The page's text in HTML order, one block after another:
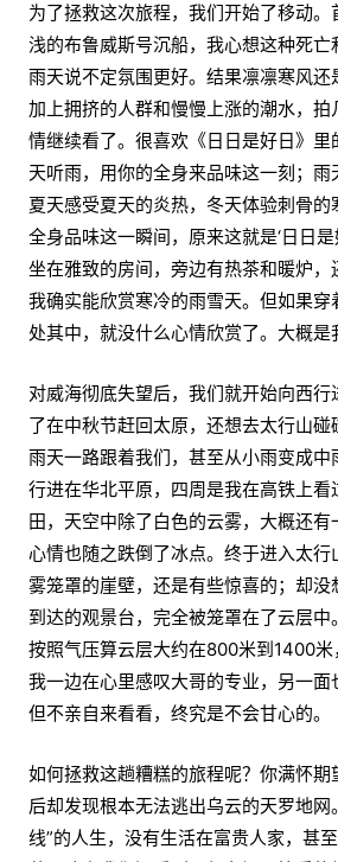
为了拯救这次旅程，我们开始了移动。
浅的布鲁威斯号沉船，我心想这种死亡
雨天说不定氛围更好。结果凛凛寒风还
加上拥挤的人群和慢慢上涨的潮水，
情继续看了。很喜欢《日日是好日》里
天听雨，用你的全身来品味这一刻；雨
夏天感受夏天的炎热，冬天体验刺骨的
全身品味这一瞬间，原来这就是‘日日是
坐在雅致的房间，旁边有热茶和暖炉，
我确实能欣赏寒冷的雨雪天。但如果穿
处其中，就没什么心情欣赏了。大概是
对威海彻底失望后，我们就开始向西行
了在中秋节赶回太原，还想去太行山碰
雨天一路跟着我们，甚至从小雨变成中
行进在华北平原，四周是我在高铁上看
田，天空中除了白色的云雾，大概还
心情也随之跌倒了冰点。终于进入太
雾笼罩的崖壁，还是有些惊喜的；却
到达的观景台，完全被笼罩在了云层中
按照气压算云层大约在800米到1400米
我一边在心里感叹大哥的专业，另一面
但不亲自来看看，终究是不会甘心的。
如何拯救这趟糟糕的旅程呢？你满怀
后却发现根本无法逃出乌云的天罗地网
线”的人生，没有生活在富贵人家，甚